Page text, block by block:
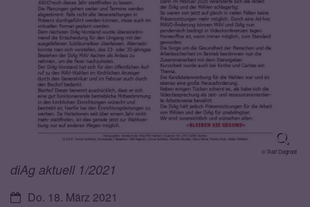
© Ralf Degroot
diAg aktuell 1/2021
Datum:Do. 18. März 2021